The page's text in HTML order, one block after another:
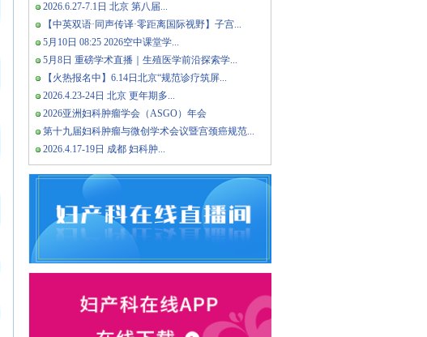
2026.6.27-7.1日 北京 第八届...
【中英双语·同声传译·零距离国际视野】子宫...
5月10日 08:25 2026空中课堂学...
5月8日 重磅学术直播｜生殖医学前沿探索学...
【火热报名中】6.14日北京“规范诊疗筑屏...
2026.4.23-24日 北京 更年期多...
2026亚洲妇科肿瘤学会（ASGO）年会
第十九届妇科肿瘤与微创学术会议暨宫颈癌规范...
2026.4.17-19日 成都 妇科肿...